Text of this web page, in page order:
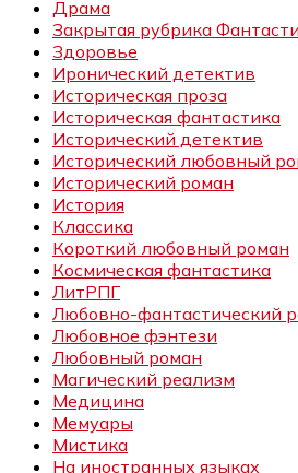
Драма
Закрытая рубрика
Здоровье
Иронический детектив
Историческая проза
Историческая фантастика
Исторический детектив
Исторический любовный
Исторический роман
История
Классика
Короткий любовный роман
Космическая фантастика
ЛитРПГ
Любовно-фантастический
Любовное фэнтези
Любовный роман
Магический реализм
Медицина
Мемуары
Мистика
На иностранных языках